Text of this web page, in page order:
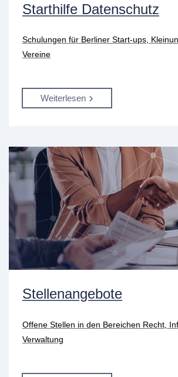
Starthilfe Datenschutz
Schulungen für Berliner Start-ups,
Vereine
Weiterlesen
Stellenangebote
Offene Stellen in den Bereichen Recht,
Verwaltung